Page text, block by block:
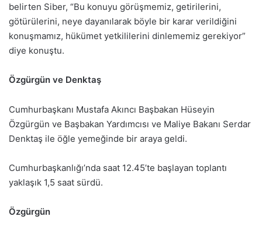
belirten Siber, “Bu konuyu görüşmemiz, getirilerini,
götürülerini, neye dayanılarak böyle bir karar verildiğini
konuşmamız, hükümet yetkililerini dinlememiz gerekiyor”
diye konuştu.
Özgürgün ve Denktaş
Cumhurbaşkanı Mustafa Akıncı Başbakan Hüseyin
Özgürgün ve Başbakan Yardımcısı ve Maliye Bakanı Serdar
Denktaş ile öğle yemeğinde bir araya geldi.
Cumhurbaşkanlığı’nda saat 12.45’te başlayan toplantı
yaklaşık 1,5 saat sürdü.
Özgürgün